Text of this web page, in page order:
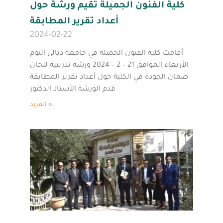
كلية الفنون الجميلة تقيم ورشة حول
أعداد تقرير المطابقة
2024-02-22
أقامت كلية الفنون الجميلة في جامعة ديالى اليوم
الأربعاء الموافق 21 – 2 – 2024 ورشة تدريبية للجان
ضمان الجودة في الكلية حول أعداد تقرير المطابقة
قدم الورشة الأستاذ الدكتور
المزيد »